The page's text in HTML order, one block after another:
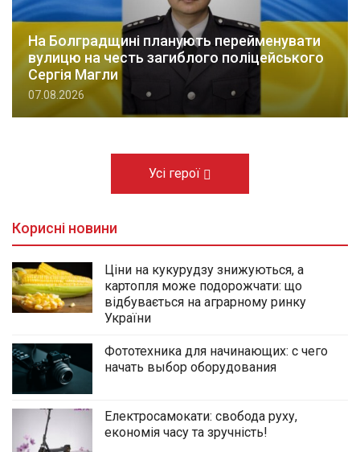
На Болградщині планують перейменувати
вулицю на честь загиблого поліцейського
Сергія Магли
07.08.2026
Усі герої
Корисні новини
Ціни на кукурудзу знижуються, а
картопля може подорожчати: що
відбувається на аграрному ринку
України
Фототехника для начинающих: с чего
начать выбор оборудования
Електросамокати: свобода руху,
економія часу та зручність!